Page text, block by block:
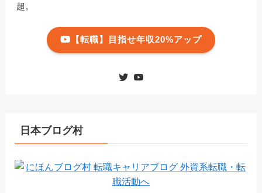
超。
【転職】目指せ年収20%アップ
日本ブログ村